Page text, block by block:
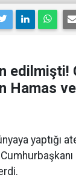
edilmişti!
Hamas
yaptığı